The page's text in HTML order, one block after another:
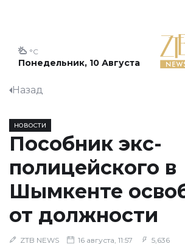
Понедельник, 10 Августа
°C
Назад
НОВОСТИ
Пособник экс-
полицейского в
Шымкенте
от должности
ZTB NEWS 16 августа, 11:57 5,636